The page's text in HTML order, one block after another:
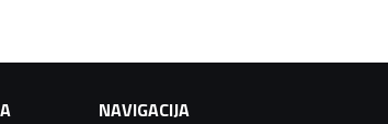
NAVIGACIJA